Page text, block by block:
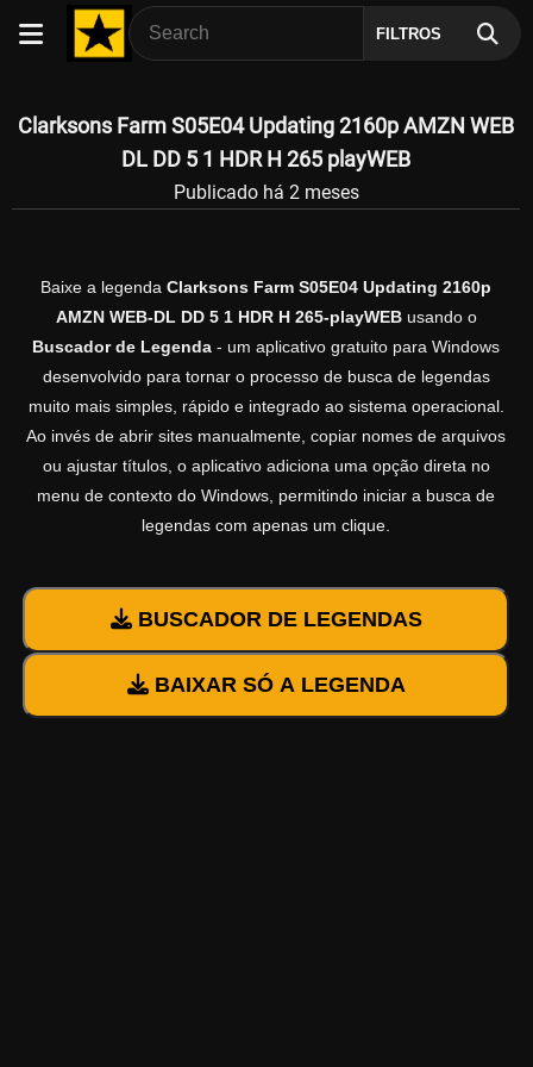
FILTROS
Clarksons Farm S05E04 Updating 2160p AMZN WEB
DL DD 5 1 HDR H 265 playWEB
Publicado há 2 meses
Baixe a legenda Clarksons Farm S05E04 Updating 2160p
AMZN WEB-DL DD 5 1 HDR H 265-playWEBusando o
Buscador de Legenda - um aplicativo gratuito para Windows
desenvolvido para tornar o processo de busca de legendas
muito mais simples, rápido e integrado ao sistema operacional.
Ao invés de abrir sites manualmente, copiar nomes de arquivos
ou ajustar títulos, o aplicativo adiciona uma opção direta no
menu de contexto do Windows, permitindo iniciar a busca de
legendas com apenas um clique.
BUSCADOR DE LEGENDAS
BAIXAR SÓ A LEGENDA